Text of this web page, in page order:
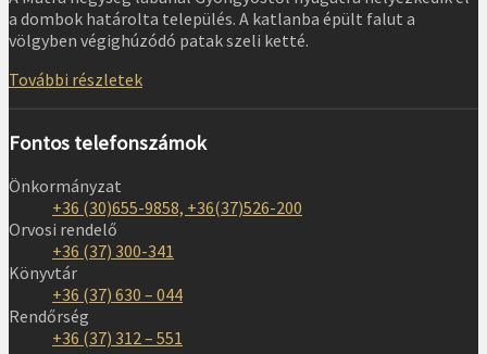
a dombok határolta település. A katlanba épült falut a
völgyben végighúzódó patak szeli ketté.
További részletek
Fontos telefonszámok
Önkormányzat
+36 (30)655-9858, +36(37)526-200
Orvosi rendelő
+36 (37) 300-341
Könyvtár
+36 (37) 630 – 044
Rendőrség
+36 (37) 312 – 551